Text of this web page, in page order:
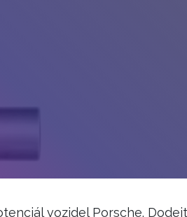
vozidel Porsche.